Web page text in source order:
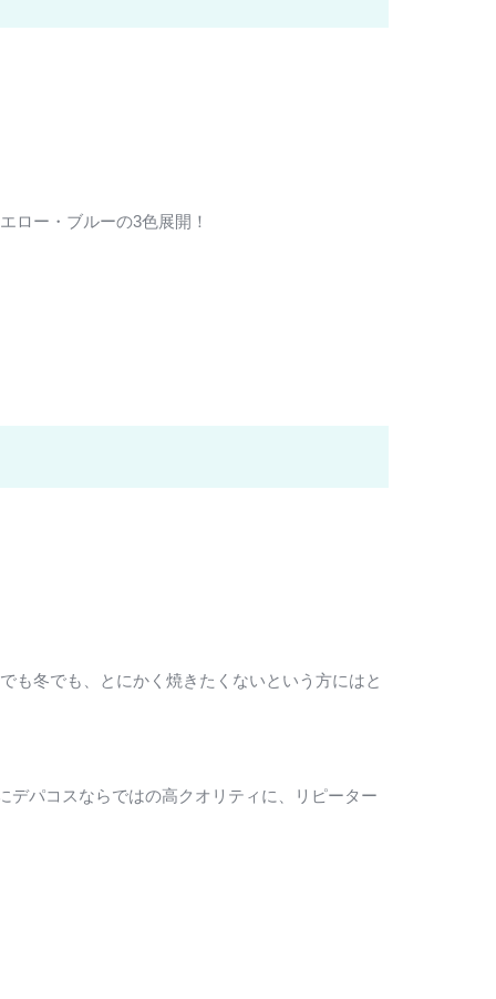
ロー・ブルーの3色展開！
も冬でも、とにかく焼きたくないという方にはと
デパコスならではの高クオリティに、リピーター